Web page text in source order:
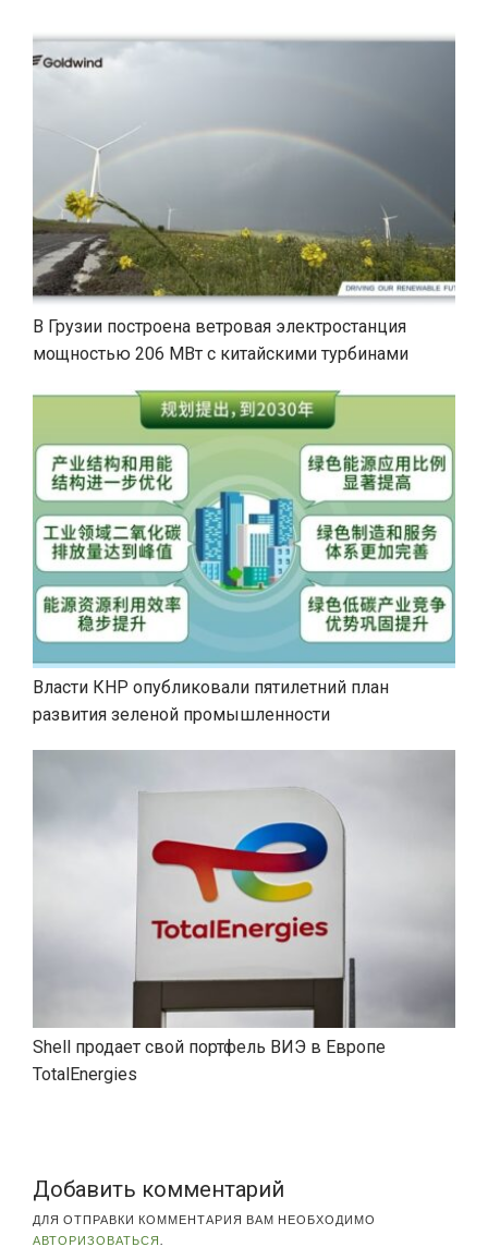
В Грузии построена ветровая электростанция
мощностью 206 МВт с китайскими турбинами
Власти КНР опубликовали пятилетний план
развития зеленой промышленности
Shell продает свой портфель ВИЭ в Европе
TotalEnergies
Добавить комментарий
ДЛЯ ОТПРАВКИ КОММЕНТАРИЯ ВАМ НЕОБХОДИМО
АВТОРИЗОВАТЬСЯ